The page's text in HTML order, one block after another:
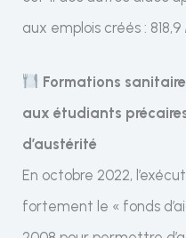
aux emplois créés :
Formations
aux étudiants
d’austérité
En octobre 2022,
fortement le « fonds